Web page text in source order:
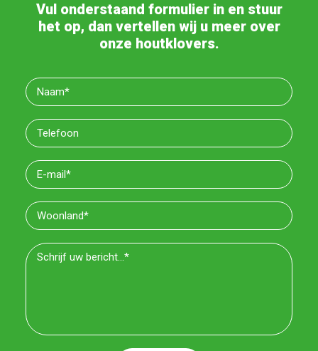
Vul onderstaand formulier in en stuur
het op, dan vertellen wij u meer over
onze houtklovers.